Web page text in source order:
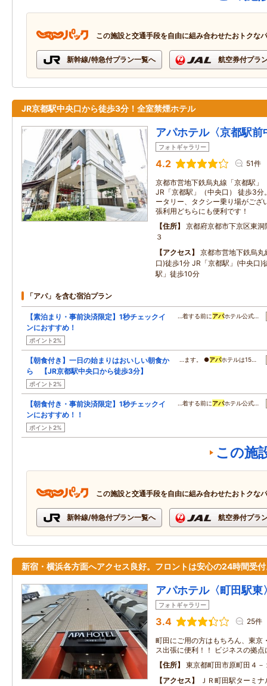
この施設と交通手段を自由に組み合わせたおトクな
新幹線/特急付プラン一覧へ 航空券付プラ
JR京都駅中央口から徒歩3分！全室禁煙ホテル
アパホテル〈京都駅前
フォトギャラリー
4.2 51件
京都市営地下鉄烏丸線「京都駅」
JR「京都駅」（中央口） 徒歩3分
ータリー、タクシー乗り場がござ
張利用どちらにも便利です！
住所
京都府京都市下京区東
３
アクセス
京都市営地下鉄烏
口)徒歩1分 JR「京都駅」(中央口)
駅」徒歩10分
「アパ」を含む宿泊プラン
【素泊まり・事前決済限定】1秒チェックイ
ンにおすすめ！
ポイント2%
…着する前にアパホテル公式…
【朝食付き】一日の始まりはおいしい朝食か
ら 【JR京都駅中央口から徒歩3分】
ポイント2%
…ます。 ●アパホテルは15…
【朝食付き・事前決済限定】1秒チェックイ
ンにおすすめ！！
ポイント2%
…着する前にアパホテル公式…
この施
この施設と交通手段を自由に組み合わせたおトクな
新幹線/特急付プラン一覧へ 航空券付プラ
新宿・横浜各方面へアクセス良好。フロントは安心の24時間受
アパホテル〈町田駅東
フォトギャラリー
3.4 25件
町田にご用の方はもちろん、東京
ス出張に便利！！ ビジネスの拠
住所
東京都町田市原町田４－
アクセス
ＪＲ町田駅ターミ